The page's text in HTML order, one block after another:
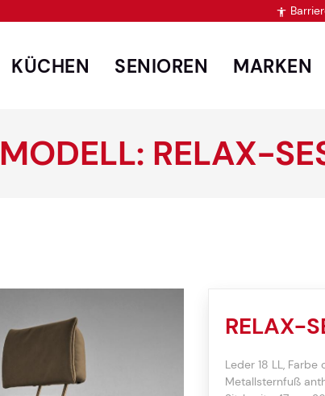

KÜCHEN SENIOREN MARKEN
MODELL: RELAX-
RELAX-
Leder 18 LL,
Metallsternfuß